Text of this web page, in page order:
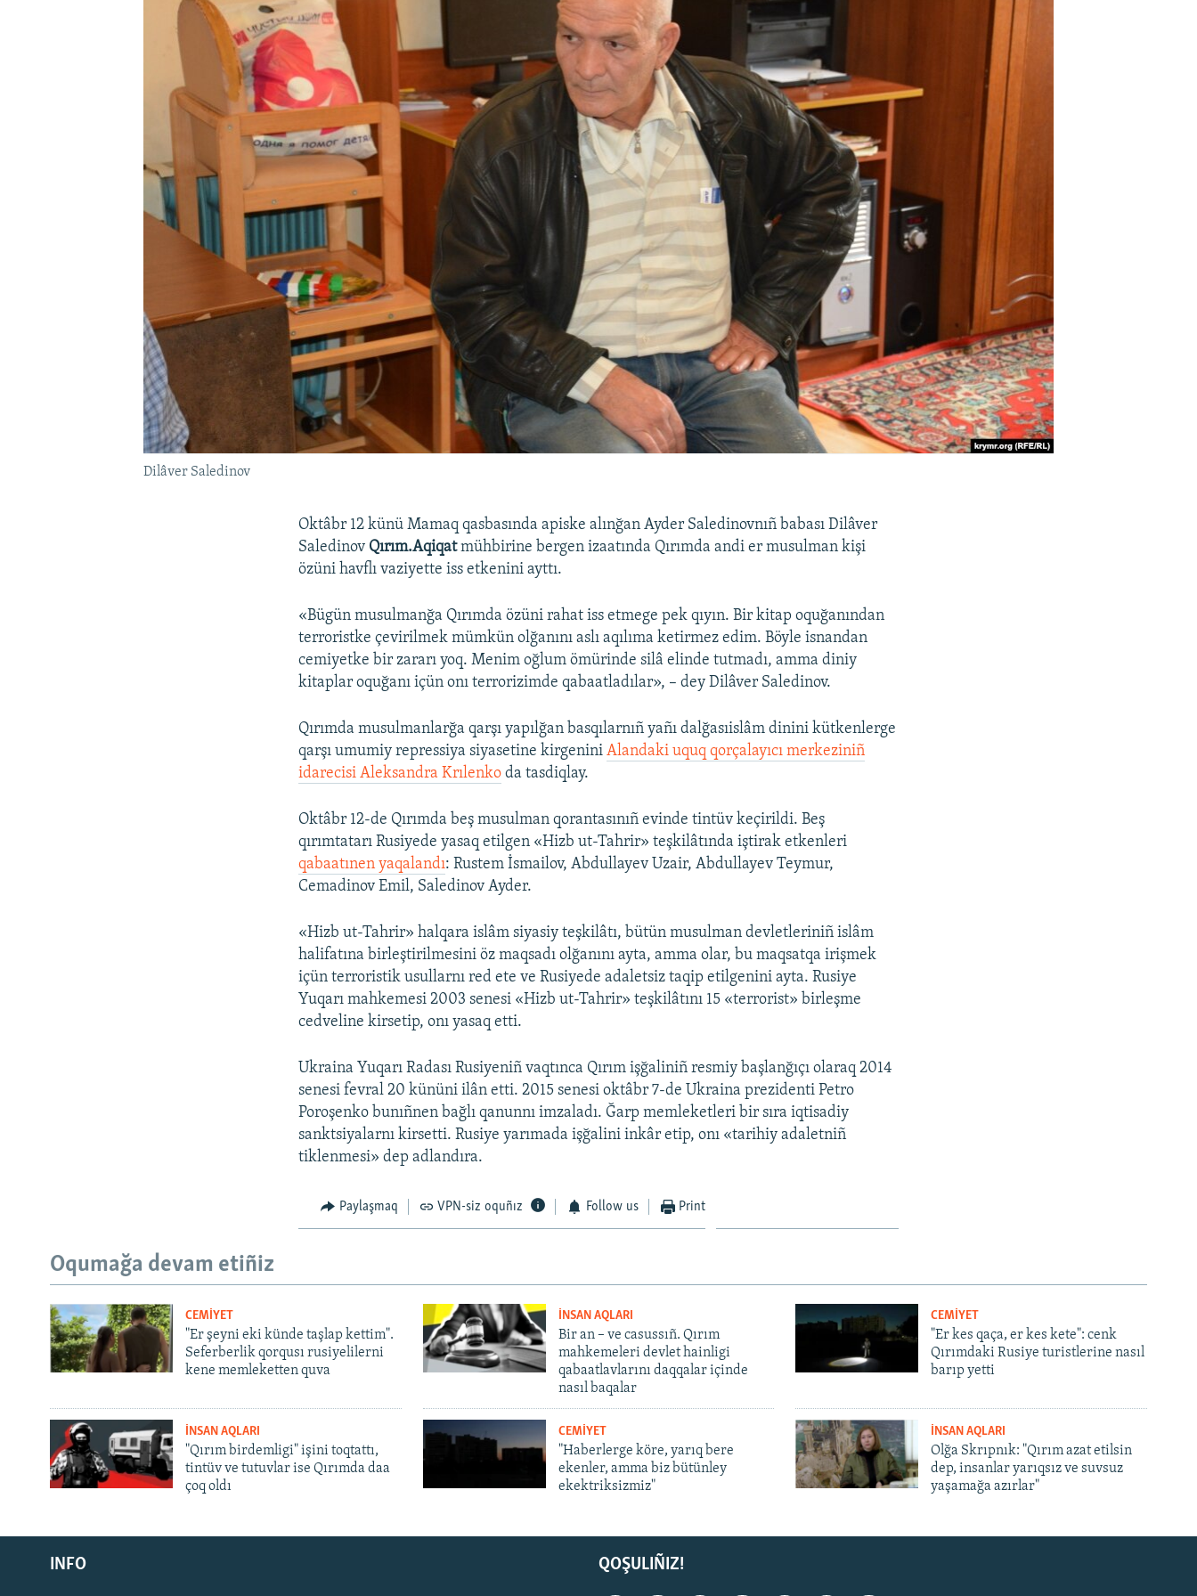
Русский
Українською
Dilâver Saledinov
Oktâbr 12 künü Mamaq qasbasında apiske alınğan Ayder Saledinovnıñ babası Dilâver
Saledinov Qırım.Aqiqatmühbirine bergen izaatında Qırımda andi er musulman kişi
özüni havflı vaziyette iss etkenini ayttı.
«Bügün musulmanğa Qırımda özüni rahat iss etmege pek qıyın. Bir kitap oquğanından
terroristke çevirilmek mümkün olğanını aslı aqılıma ketirmez edim. Böyle isnandan
cemiyetke bir zararı yoq. Menim oğlum ömürinde silâ elinde tutmadı, amma diniy
kitaplar oquğanı içün onı terrorizimde qabaatladılar», – dey Dilâver Saledinov.
Qırımda musulmanlarğa qarşı yapılğan basqılarnıñ yañı dalğasıislâm dinini kütkenlerge
qarşı umumiy repressiya siyasetine kirgeniniAlandaki uquq qorçalayıcı merkeziniñ
idarecisi Aleksandra Krılenko da tasdiqlay.
Oktâbr 12-de Qırımda beş musulman qorantasınıñ evinde tintüv keçirildi. Beş
qırımtatarı Rusiyede yasaq etilgen «Hizb ut-Tahrir» teşkilâtında iştirak etkenleri
qabaatınen yaqalandı: Rustem İsmailov, Abdullayev Uzair, Abdullayev Teymur,
Cemadinov Emil, Saledinov Ayder.
«Hizb ut-Tahrir» halqara islâm siyasiy teşkilâtı, bütün musulman devletleriniñ islâm
halifatına birleştirilmesini öz maqsadı olğanını ayta, amma olar, bu maqsatqa irişmek
içün terroristik usullarnı red ete ve Rusiyede adaletsiz taqip etilgenini ayta. Rusiye
Yuqarı mahkemesi 2003 senesi «Hizb ut-Tahrir» teşkilâtını 15 «terrorist» birleşme
cedveline kirsetip, onı yasaq etti.
Ukraina Yuqarı Radası Rusiyeniñ vaqtınca Qırım işğaliniñ resmiy başlanğıçı olaraq 2014
senesi fevral 20 kününi ilân etti. 2015 senesi oktâbr 7-de Ukraina prezidenti Petro
Poroşenko bunıñnen bağlı qanunnı imzaladı. Ğarp memleketleri bir sıra iqtisadiy
sanktsiyalarnı kirsetti. Rusiye yarımada işğalini inkâr etip, onı «tarihiy adaletniñ
tiklenmesi» dep adlandıra.
Paylaşmaq VPN-siz oquñız Follow us Print
Oqumağa devam etiñiz
CEMİYET
"Er şeyni eki künde taşlap kettim".
Seferberlik qorqusı rusiyelilerni
kene memleketten quva
İNSAN AQLARI
Bir an – ve casussıñ. Qırım
mahkemeleri devlet hainligi
qabaatlavlarını daqqalar içinde
nasıl baqalar
CEMİYET
"Er kes qaça, er kes kete": cenk
Qırımdaki Rusiye turistlerine nasıl
barıp yetti
İNSAN AQLARI
"Qırım birdemligi" işini toqtattı,
tintüv ve tutuvlar ise Qırımda daa
çoq oldı
CEMİYET
"Haberlerge köre, yarıq bere
ekenler, amma biz bütünley
ekektriksizmiz"
İNSAN AQLARI
Olğa Skrıpnık: "Qırım azat etilsin
dep, insanlar yarıqsız ve suvsuz
yaşamağa azırlar"
QOŞULIÑIZ!
INFO